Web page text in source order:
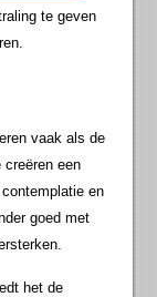
te geven
vaak als de
creëren een
en
goed met
het de